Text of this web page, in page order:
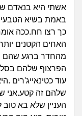
אשתי היא בנאדם
באמת בשיא
כך רצו חח.ככה
האחים הקטנים
מהחדר ברגע שהם
הפרצוף שלהם
עוד כטינאייג'רים
שלהם זה קטע.אני
העניין שלא בא טוב